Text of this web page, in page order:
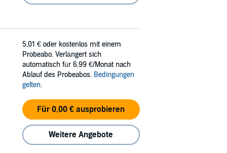
5,01 € oder kostenlos mit einem
Probeabo. Verlängert sich
automatisch für 6,99 €/Monat nach
Ablauf des Probeabos. Bedingungen
gelten.
Für 0,00 € ausprobieren
Weitere Angebote